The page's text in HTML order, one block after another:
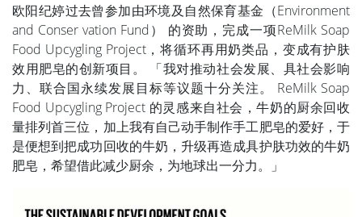
欧阳纪婷过去曾参加由环境及自然保育基金（Environment
and Conser vation Fund） 的资助，完成一项ReMilk Soap
Food Upcygling Project，将循环再用奶类品，变成有护肤
效用肥皂的创新项目。 「我对推动社会发展、具社会影响
力、联合国永续发展目标等议题十分关注。 ReMilk Soap
Food Upcygling Project 的灵感来自社会，牛奶的厨余回收
量排列首三位，加上我有自己动手制作手工肥皂的爱好，于
是便想到把成功回收的牛奶，升级再造成具护肤功效的牛奶
肥皂，希望借此减少厨余，为地球出一分力。」